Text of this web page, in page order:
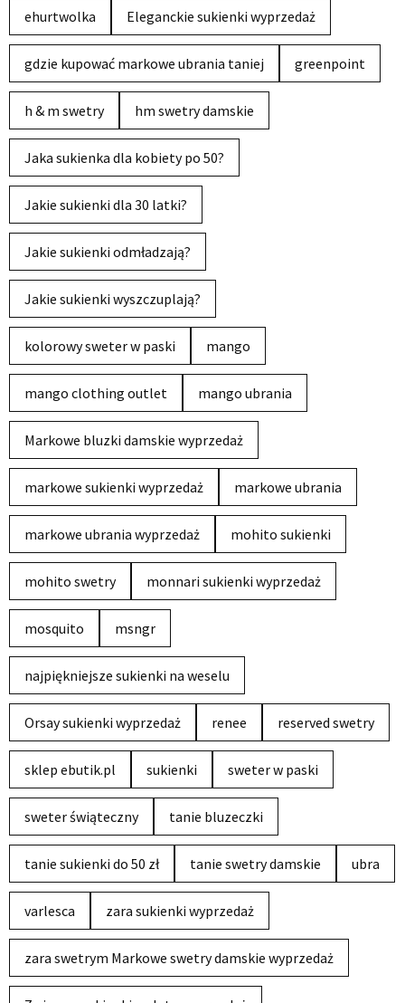
ehurtwolka Eleganckie sukienki wyprzedaż
gdzie kupować markowe ubrania taniej greenpoint
h & m swetry hm swetry damskie
Jaka sukienka dla kobiety po 50?
Jakie sukienki dla 30 latki?
Jakie sukienki odmładzają?
Jakie sukienki wyszczuplają?
kolorowy sweter w paski mango
mango clothing outlet mango ubrania
Markowe bluzki damskie wyprzedaż
markowe sukienki wyprzedaż markowe ubrania
markowe ubrania wyprzedaż mohito sukienki
mohito swetry monnari sukienki wyprzedaż
mosquito msngr
najpiękniejsze sukienki na weselu
Orsay sukienki wyprzedaż renee reserved swetry
sklep ebutik.pl sukienki sweter w paski
sweter świąteczny tanie bluzeczki
tanie sukienki do 50 zł tanie swetry damskie ubra
varlesca zara sukienki wyprzedaż
zara swetrym Markowe swetry damskie wyprzedaż